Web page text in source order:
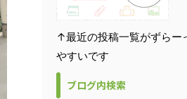
↑最近の投稿一覧がずらー
やすいです
ブログ内検索